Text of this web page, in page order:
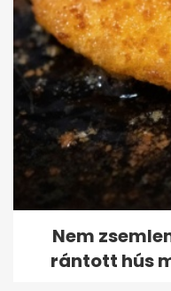
Nem
rántott hús